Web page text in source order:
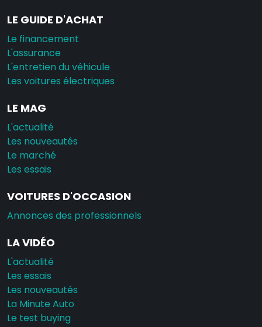
LE GUIDE D'ACHAT
Le financement
L'assurance
L'entretien du véhicule
Les voitures électriques
LE MAG
L'actualité
Les nouveautés
Le marché
Les essais
VOITURES D'OCCASION
Annonces des professionnels
LA VIDÉO
L'actualité
Les essais
Les nouveautés
La Minute Auto
Le test buying